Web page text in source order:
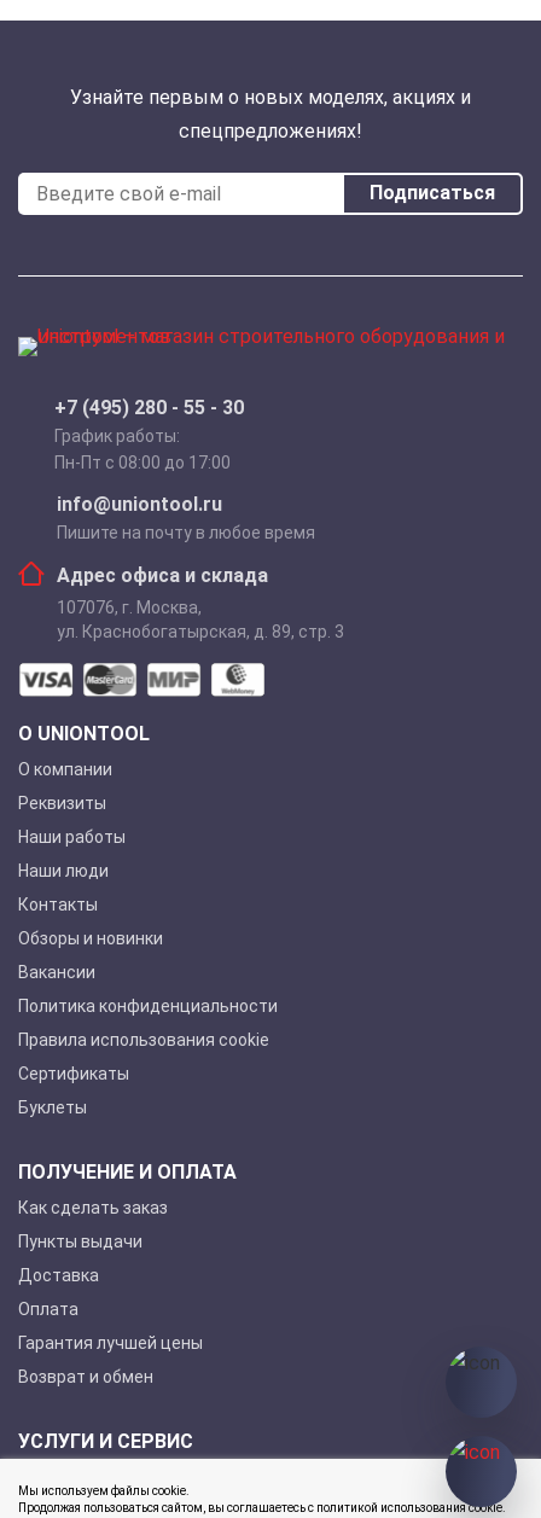
Узнайте первым о новых моделях, акциях и
спецпредложениях!
Подписаться
+7 (495) 280 - 55 - 30
График работы:
Пн-Пт с 08:00 до 17:00
info@uniontool.ru
Пишите на почту в любое время
Адрес офиса и склада
107076, г. Москва,
ул. Краснобогатырская, д. 89, стр. 3
О UNIONTOOL
О компании
Реквизиты
Наши работы
Наши люди
Контакты
Обзоры и новинки
Вакансии
Политика конфиденциальности
Правила использования cookie
Сертификаты
Буклеты
ПОЛУЧЕНИЕ И ОПЛАТА
Как сделать заказ
Пункты выдачи
Доставка
Оплата
Гарантия лучшей цены
Возврат и обмен
УСЛУГИ И СЕРВИС
Гарантийное обслуживание
Мы используем файлы cookie.
Продолжая пользоваться сайтом, вы соглашаетесь с политикой использования cookie.